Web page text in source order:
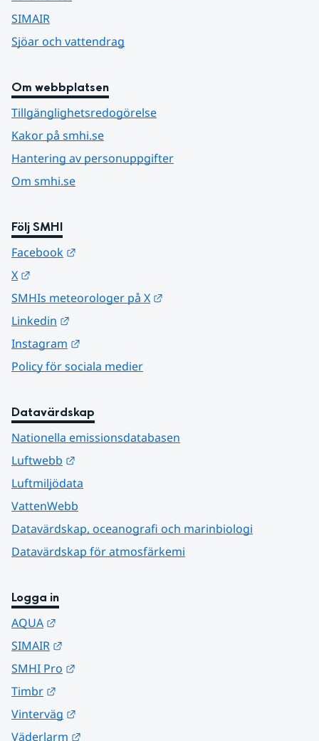
SIMAIR
Sjöar och vattendrag
Om webbplatsen
Tillgänglighetsredogörelse
Kakor på smhi.se
Hantering av personuppgifter
Om smhi.se
Följ SMHI
Facebook
X
SMHIs meteorologer på X
Linkedin
Instagram
Policy för sociala medier
Datavärdskap
Nationella emissionsdatabasen
Luftwebb
Luftmiljödata
VattenWebb
Datavärdskap, oceanografi och marinbiologi
Datavärdskap för atmosfärkemi
Logga in
AQUA
SIMAIR
SMHI Pro
Timbr
Vinterväg
Väderlarm